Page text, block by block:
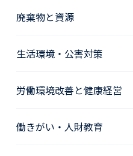
廃棄物と資源
生活環境・公害対策
労働環境改善と健康経営
働きがい・人財教育